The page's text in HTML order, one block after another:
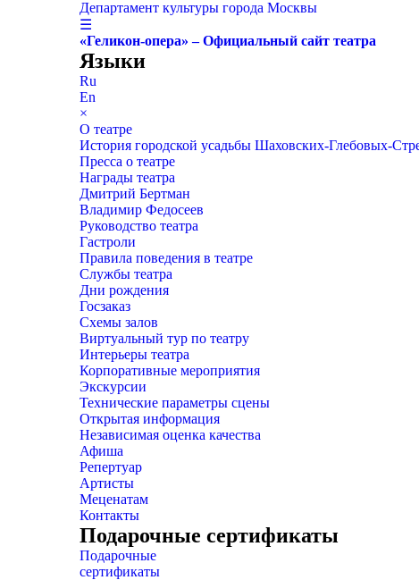
Департамент культуры города Москвы
☰
«Геликон-опера» – Официальный сайт театра
Языки
Ru
En
×
О театре
История городской усадьбы Шаховских-Глебовых-
Пресса о театре
Награды театра
Дмитрий Бертман
Владимир Федосеев
Руководство театра
Гастроли
Правила поведения в театре
Службы театра
Дни рождения
Госзаказ
Схемы залов
Виртуальный тур по театру
Интерьеры театра
Корпоративные мероприятия
Экскурсии
Технические параметры сцены
Открытая информация
Независимая оценка качества
Афиша
Репертуар
Артисты
Меценатам
Контакты
Подарочные сертификаты
Подарочные
сертификаты